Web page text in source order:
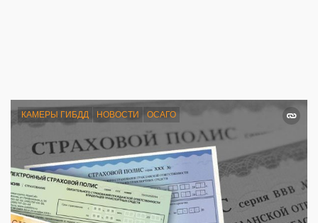
КАМЕРЫ ГИБДД НОВОСТИ ОСАГО